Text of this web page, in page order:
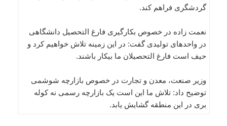
گردشگری فراهم کند.
نعمت زاده در خصوص بکارگیری فارغ التحصیل دانشگاهی
در واحدهای تولیدی گفت: در این زمینه تلاش خواهیم کرد و
حیف است فارغ التحصیلان ما بیکار باشند.
وزیر صنعت، معدن و تجارت در خصوص بازارچه شوشمی
توضیح داد: تلاش ما این است یک بازارچه رسمی نه کوله
بری در این منطقه گشایش یابد.